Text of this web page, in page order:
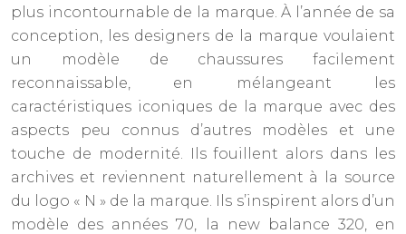
plus incontournable de la marque. À l’année de sa
conception, les designers de la marque voulaient
un modèle de chaussures facilement
reconnaissable, en mélangeant les
caractéristiques iconiques de la marque avec des
aspects peu connus d’autres modèles et une
touche de modernité. Ils fouillent alors dans les
archives et reviennent naturellement à la source
du logo « N » de la marque. Ils s’inspirent alors d’un
modèle des années 70, la new balance 320, en